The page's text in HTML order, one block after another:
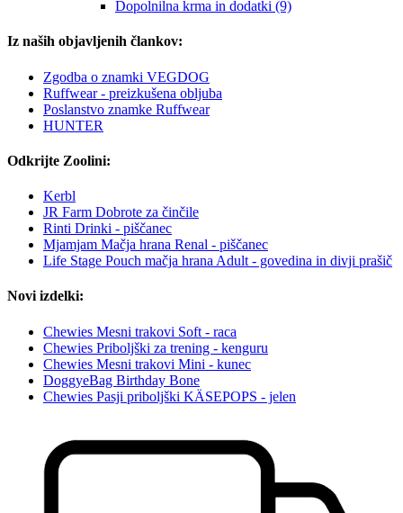
Dopolnilna krma in dodatki (9)
Iz naših objavljenih člankov:
Zgodba o znamki VEGDOG
Ruffwear - preizkušena obljuba
Poslanstvo znamke Ruffwear
HUNTER
Odkrijte Zoolini:
Kerbl
JR Farm Dobrote za činčile
Rinti Drinki - piščanec
Mjamjam Mačja hrana Renal - piščanec
Life Stage Pouch mačja hrana Adult - govedina in divji prašič
Novi izdelki:
Chewies Mesni trakovi Soft - raca
Chewies Priboljški za trening - kenguru
Chewies Mesni trakovi Mini - kunec
DoggyeBag Birthday Bone
Chewies Pasji priboljški KÄSEPOPS - jelen